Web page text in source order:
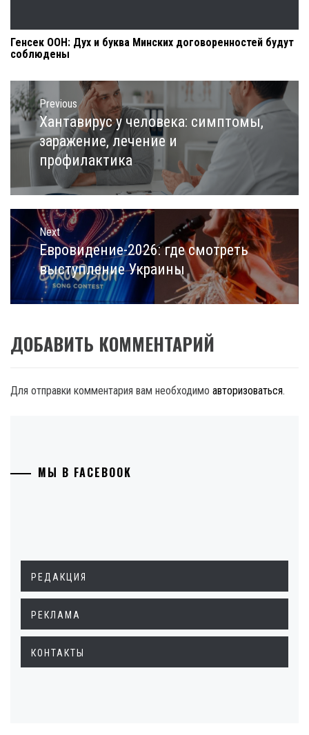
Генсек ООН: Дух и буква Минских договоренностей будут
соблюдены
Навигация
по
записям
Previous
Previous
post:
Хантавирус у человека: симптомы,
заражение, лечение и
профилактика
Next
Next
post:
Евровидение-2026: где смотреть
выступление Украины
ДОБАВИТЬ КОММЕНТАРИЙ
Для отправки комментария вам необходимо авторизоваться.
МЫ В FACEBOOK
РЕДАКЦИЯ
РЕКЛАМА
КОНТАКТЫ